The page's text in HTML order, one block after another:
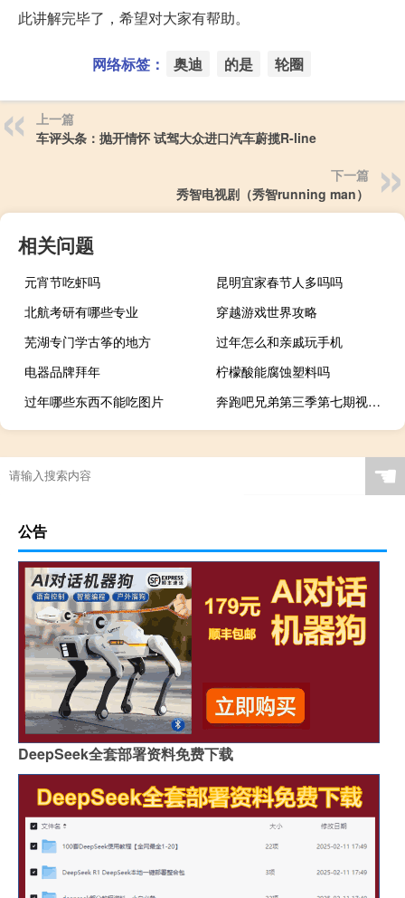
此讲解完毕了，希望对大家有帮助。
网络标签： 奥迪 的是 轮圈
上一篇
车评头条：抛开情怀 试驾大众进口汽车蔚揽R-line
下一篇
秀智电视剧（秀智running man）
相关问题
元宵节吃虾吗
昆明宜家春节人多吗吗
北航考研有哪些专业
穿越游戏世界攻略
芜湖专门学古筝的地方
过年怎么和亲戚玩手机
电器品牌拜年
柠檬酸能腐蚀塑料吗
过年哪些东西不能吃图片
奔跑吧兄弟第三季第七期视频（奔跑吧兄弟第三季第七期）
☚
公告
DeepSeek全套部署资料免费下载